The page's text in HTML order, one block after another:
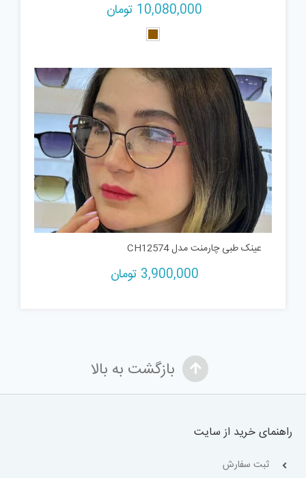
10,080,000 تومان
عینک طبی چارمنت مدل CH12574
3,900,000 تومان
بازگشت به بالا
راهنمای خرید از سایت
ثبت سفارش